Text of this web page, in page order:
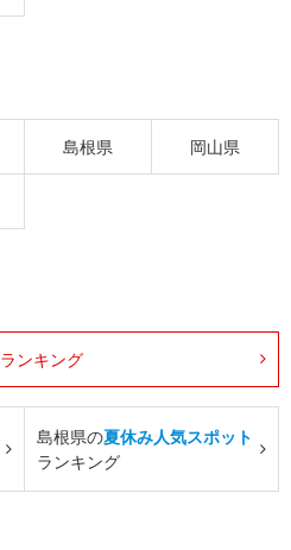
島根県 岡山県
ランキング
島根県の夏休み人気スポット
ランキング